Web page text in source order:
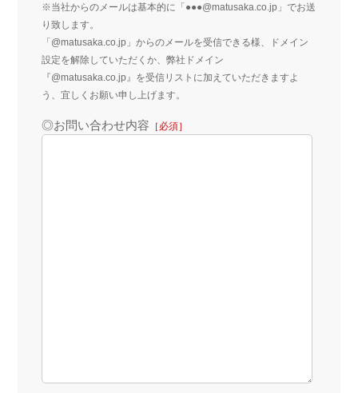
※当社からのメールは基本的に「●●●@matusaka.co.jp」でお送
り致します。
「@matusaka.co.jp」からのメールを受信できる様、ドメイン
設定を解除していただくか、弊社ドメイン
『@matusaka.co.jp』を受信リストに加えていただきますよ
う、宜しくお願い申し上げます。
◎お問い合わせ内容 ［必須］